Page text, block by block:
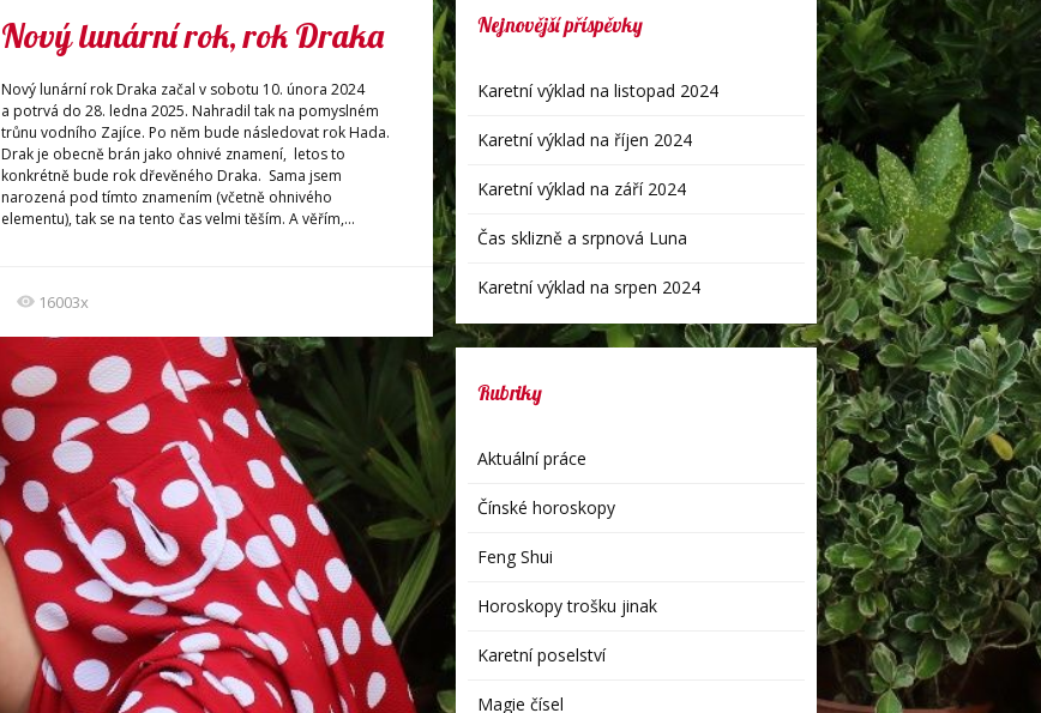
Nový lunární rok, rok Draka
Nový lunární rok Draka začal v sobotu 10. února 2024
a potrvá do 28. ledna 2025. Nahradil tak na pomyslném
trůnu vodního Zajíce. Po něm bude následovat rok Hada.
Drak je obecně brán jako ohnivé znamení, letos to
konkrétně bude rok dřevěného Draka. Sama jsem
narozená pod tímto znamením (včetně ohnivého
elementu), tak se na tento čas velmi těším. A věřím,...
16003x
Nejnovější příspěvky
Karetní výklad na listopad 2024
Karetní výklad na říjen 2024
Karetní výklad na září 2024
Čas sklizně a srpnová Luna
Karetní výklad na srpen 2024
Rubriky
Aktuální práce
Čínské horoskopy
Feng Shui
Horoskopy trošku jinak
Karetní poselství
Magie čísel